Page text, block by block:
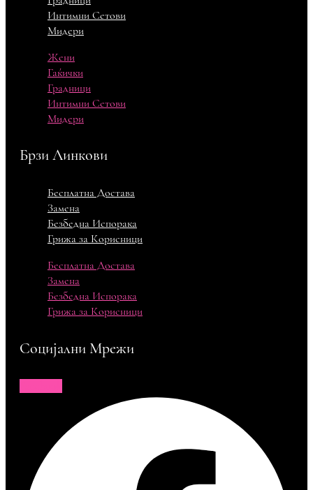
Интимни Сетови
Мидери
Жени
Гаќички
Градници
Интимни Сетови
Мидери
Брзи Линкови
Бесплатна Достава
Замена
Безбедна Испорака
Грижа за Корисници
Бесплатна Достава
Замена
Безбедна Испорака
Грижа за Корисници
Социјални Мрежи